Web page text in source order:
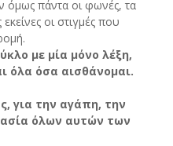
όμως πάντα οι φωνές, τα
οι στιγμές που
με μία μόνο λέξη,
όλα όσα αισθάνομαι.
για την αγάπη, την
όλων αυτών των